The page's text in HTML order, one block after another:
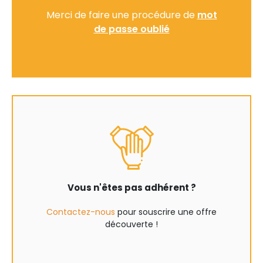
Merci de faire une procédure de mot
de passe oublié
Vous n'êtes pas adhérent ?
Contactez-nous pour souscrire une offre
découverte !